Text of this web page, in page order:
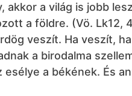
akkor a világ is jobb
a földre. (Vö. Lk12,
veszít. Ha veszít,
a birodalma
a békének. És